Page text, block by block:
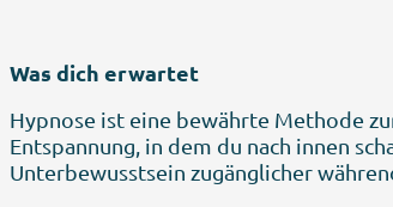
Was dich erwartet
Hypnose ist eine bewährte Methode
Entspannung, in dem du nach innen
Unterbewusstsein zugänglicher